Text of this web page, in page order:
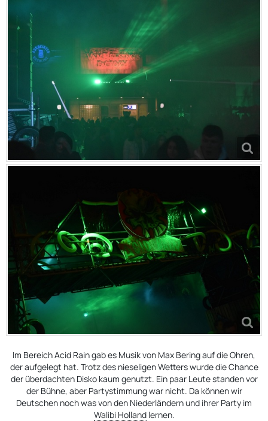
Im Bereich Acid Rain gab es Musik von Max Bering auf die Ohren,
der aufgelegt hat. Trotz des nieseligen Wetters wurde die Chance
der überdachten Disko kaum genutzt. Ein paar Leute standen vor
der Bühne, aber Partystimmung war nicht. Da können wir
Deutschen noch was von den Niederländern und ihrer Party im
Walibi Hollandlernen.